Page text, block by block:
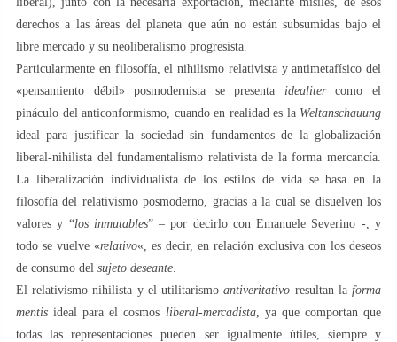
derechos a las áreas del planeta que aún no están subsumidas bajo el
libre mercado y su neoliberalismo progresista.
Particularmente en filosofía, el nihilismo relativista y antimetafísico del
«pensamiento débil» posmodernista se presenta idealitercomo el
pináculo del anticonformismo, cuando en realidad es la Weltanschauung
ideal para justificar la sociedad sin fundamentos de la globalización
liberal-nihilista del fundamentalismo relativista de la forma mercancía.
La liberalización individualista de los estilos de vida se basa en la
filosofía del relativismo posmoderno, gracias a la cual se disuelven los
valores y “los inmutables” – por decirlo con Emanuele Severino -, y
todo se vuelve «relativo«, es decir, en relación exclusiva con los deseos
de consumo del sujeto deseante
El relativismo nihilista y el utilitarismoantiveritativo resultan laforma
mentis ideal para el cosmos liberal-mercadista, ya que comportan que
todas las representaciones pueden ser igualmente útiles, siempre y